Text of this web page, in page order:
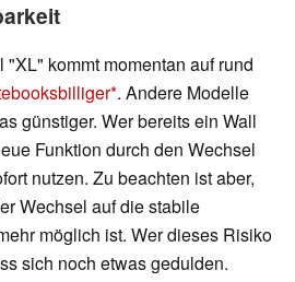
kommt momentan auf rund
. Andere Modelle
günstiger. Wer bereits ein Wall
Funktion durch den Wechsel
nutzen. Zu beachten ist aber,
Wechsel auf die stabile
möglich ist. Wer dieses Risiko
sich noch etwas gedulden.